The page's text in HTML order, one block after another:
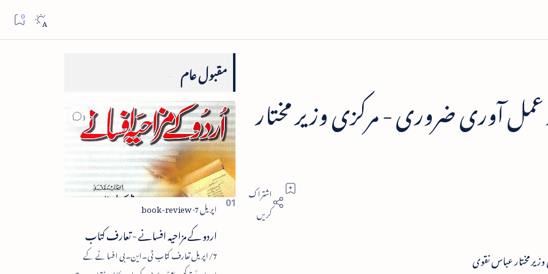
عمل آوری ضروری - مرکزی وزیر مختار
مختار عباس نقوی
مقبول عام
اردو کے مزاحیہ افسانے - تعارف کتاب
7/اپریل تعارف کتاب ٹی۔این۔بی افسانے کے